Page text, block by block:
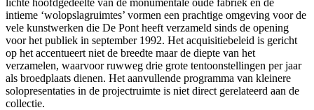
intieme ‘wolopslagruimtes’ vormen een prachtige omgeving voor de
vele kunstwerken die De Pont heeft verzameld sinds de opening
voor het publiek in september 1992. Het acquisitiebeleid is gericht
op het accentueert niet de breedte maar de diepte van het
verzamelen, waarvoor ruwweg drie grote tentoonstellingen per jaar
als broedplaats dienen. Het aanvullende programma van kleinere
solopresentaties in de projectruimte is niet direct gerelateerd aan de
collectie.